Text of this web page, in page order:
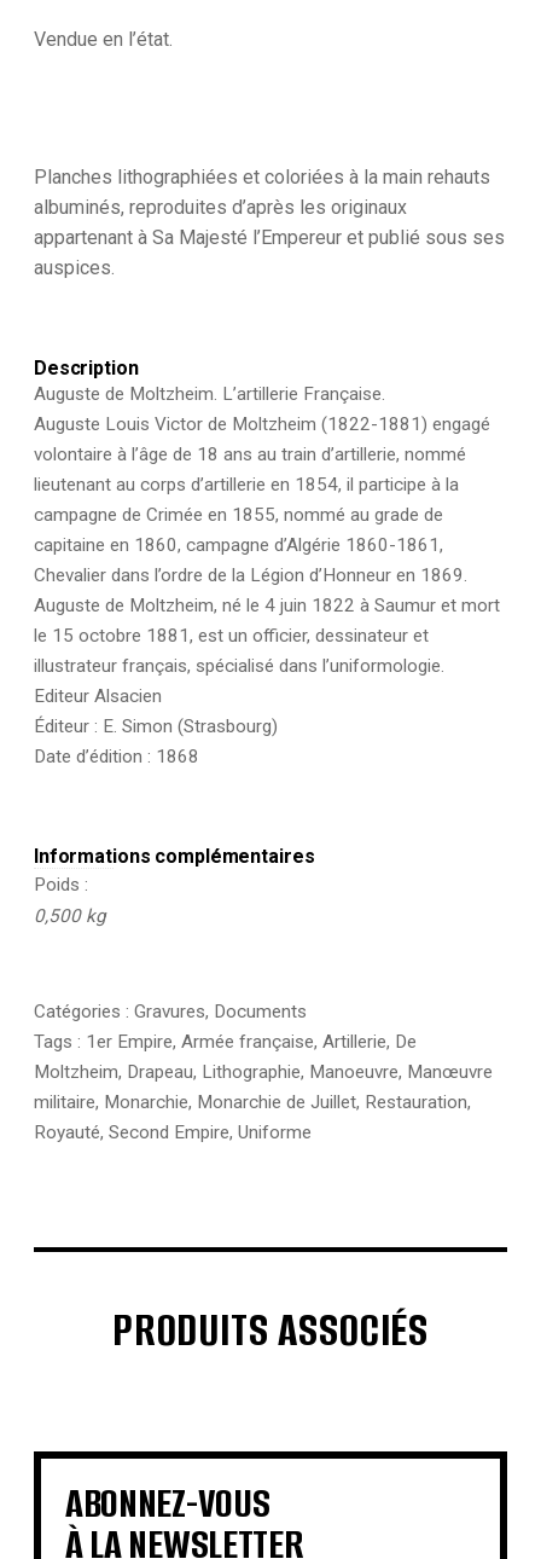
Vendue en l’état.
Planches lithographiées et coloriées à la main rehauts
albuminés, reproduites d’après les originaux
appartenant à Sa Majesté l’Empereur et publié sous ses
auspices.
Description
Auguste de Moltzheim. L’artillerie Française.
Auguste Louis Victor de Moltzheim (1822-1881) engagé
volontaire à l’âge de 18 ans au train d’artillerie, nommé
lieutenant au corps d’artillerie en 1854, il participe à la
campagne de Crimée en 1855, nommé au grade de
capitaine en 1860, campagne d’Algérie 1860-1861,
Chevalier dans l’ordre de la Légion d’Honneur en 1869.
Auguste de Moltzheim, né le 4 juin 1822 à Saumur et mort
le 15 octobre 1881, est un officier, dessinateur et
illustrateur français, spécialisé dans l’uniformologie.
Editeur Alsacien
Éditeur : E. Simon (Strasbourg)
Date d’édition : 1868
Informations complémentaires
Poids
0,500 kg
Catégories : Gravures, Documents
Tags : 1er Empire, Armée française, Artillerie, De
Moltzheim, Drapeau, Lithographie, Manoeuvre, Manœuvre
militaire, Monarchie, Monarchie de Juillet, Restauration,
Royauté, Second Empire, Uniforme
PRODUITS ASSOCIÉS
€
€ €
€ € €
€ €
ABONNEZ-VOUS
À LA NEWSLETTER